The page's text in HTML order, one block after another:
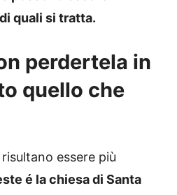
quali si tratta.
perdertela in
quello che
essere più
é la chiesa di Santa